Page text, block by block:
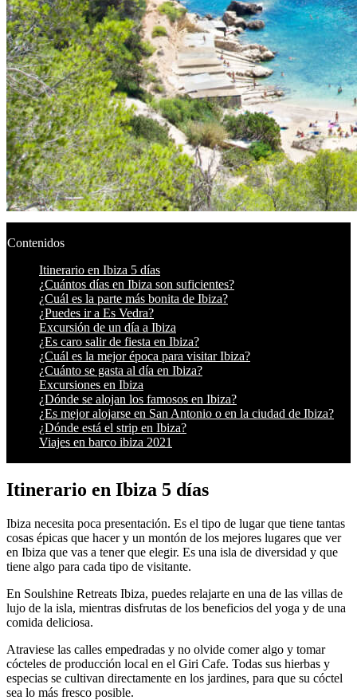
Contenidos
Itinerario en Ibiza 5 días
¿Cuántos días en Ibiza son suficientes?
¿Cuál es la parte más bonita de Ibiza?
¿Puedes ir a Es Vedra?
Excursión de un día a Ibiza
¿Es caro salir de fiesta en Ibiza?
¿Cuál es la mejor época para visitar Ibiza?
¿Cuánto se gasta al día en Ibiza?
Excursiones en Ibiza
¿Dónde se alojan los famosos en Ibiza?
¿Es mejor alojarse en San Antonio o en la ciudad de Ibiza?
¿Dónde está el strip en Ibiza?
Viajes en barco ibiza 2021
Itinerario en Ibiza 5 días
Ibiza necesita poca presentación. Es el tipo de lugar que tiene tantas
cosas épicas que hacer y un montón de los mejores lugares que ver
en Ibiza que vas a tener que elegir. Es una isla de diversidad y que
tiene algo para cada tipo de visitante.
En Soulshine Retreats Ibiza, puedes relajarte en una de las villas de
lujo de la isla, mientras disfrutas de los beneficios del yoga y de una
comida deliciosa.
Atraviese las calles empedradas y no olvide comer algo y tomar
cócteles de producción local en el Giri Cafe. Todas sus hierbas y
especias se cultivan directamente en los jardines, para que su cóctel
sea lo más fresco posible.